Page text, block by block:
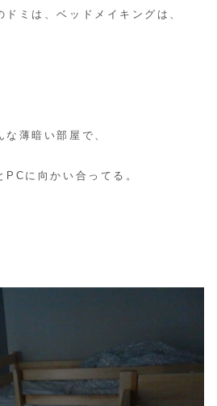
ミは、ベッドメイキングは、
な薄暗い部屋で、
PCに向かい合ってる。